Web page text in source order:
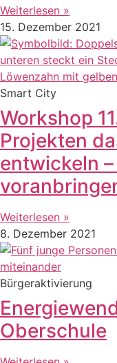
Weiterlesen »
15. Dezember 2021
Smart City
Workshop
Projekten
entwickeln
Weiterlesen »
8. Dezember 2021
Bürgeraktivierung
Oberschule